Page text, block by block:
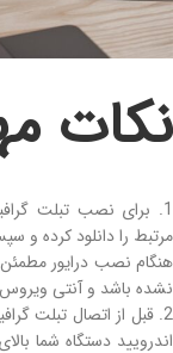
نکات
1. برای نصب تبلت
هنگام نصب درایور
نشده باشد و آنتی ویروس
2. قبل از اتصال تبلت